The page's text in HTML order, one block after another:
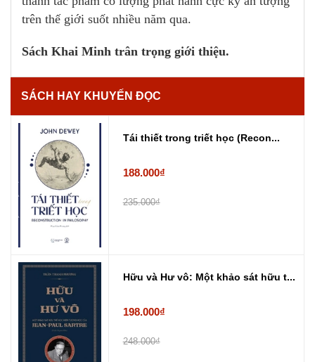
trên thế giới suốt nhiều năm qua.
Sách Khai Minh trân trọng giới thiệu.
SÁCH HAY KHUYẾN ĐỌC
Tái thiết trong triết học (Recon...
188.000₫
235.000₫
Hữu và Hư vô: Một khảo sát hữu t...
198.000₫
248.000₫